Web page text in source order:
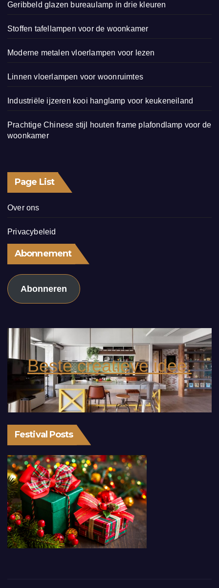
Geribbeld glazen bureaulamp in drie kleuren
Stoffen tafellampen voor de woonkamer
Moderne metalen vloerlampen voor lezen
Linnen vloerlampen voor woonruimtes
Industriële ijzeren kooi hanglamp voor keukeneiland
Prachtige Chinese stijl houten frame plafondlamp voor de
woonkamer
Page List
Over ons
Privacybeleid
Abonnement
Abonneren
Beste creatieve idee.
Festival Posts